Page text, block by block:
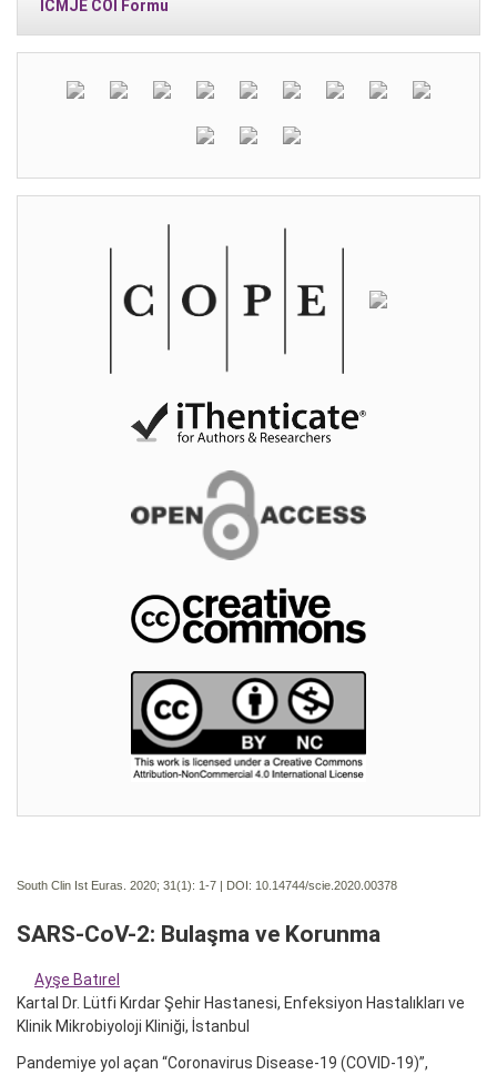
ICMJE COI Formu
South Clin Ist Euras. 2020; 31(1): 1-7 | DOI: 10.14744/scie.2020.00378
SARS-CoV-2: Bulaşma ve Korunma
Ayşe Batırel
Kartal Dr. Lütfi Kırdar Şehir Hastanesi, Enfeksiyon Hastalıkları ve
Klinik Mikrobiyoloji Kliniği, İstanbul
Pandemiye yol açan “Coronavirus Disease-19 (COVID-19)”,